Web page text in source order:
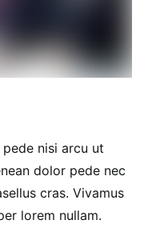
nisi arcu ut
dolor pede nec
cras. Vivamus
lorem nullam.